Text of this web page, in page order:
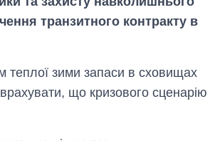
транзитного контракту в
зими запаси в сховищах
що кризового сценарію